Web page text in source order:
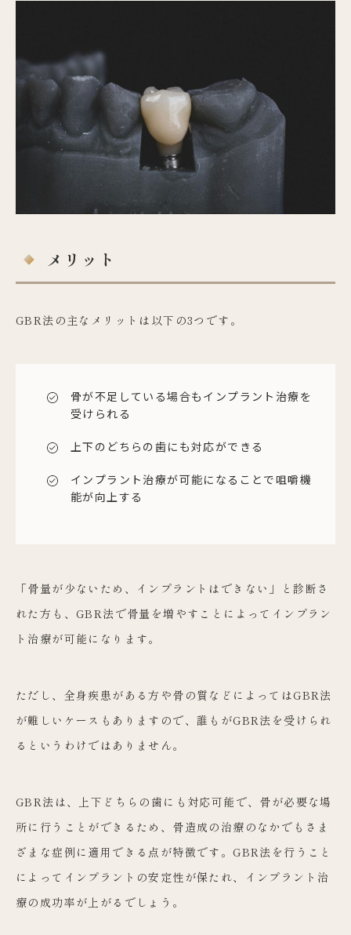
メリット
GBR法の主なメリットは以下の3つです。
骨が不足している場合もインプラント治療を
受けられる
上下のどちらの歯にも対応ができる
インプラント治療が可能になることで咀嚼機
能が向上する
「骨量が少ないため、インプラントはできない」と診断さ
れた方も、GBR法で骨量を増やすことによってインプラン
ト治療が可能になります。
ただし、全身疾患がある方や骨の質などによってはGBR法
が難しいケースもありますので、誰もがGBR法を受けられ
るというわけではありません。
GBR法は、上下どちらの歯にも対応可能で、骨が必要な場
所に行うことができるため、骨造成の治療のなかでもさま
ざまな症例に適用できる点が特徴です。GBR法を行うこと
によってインプラントの安定性が保たれ、インプラント治
療の成功率が上がるでしょう。